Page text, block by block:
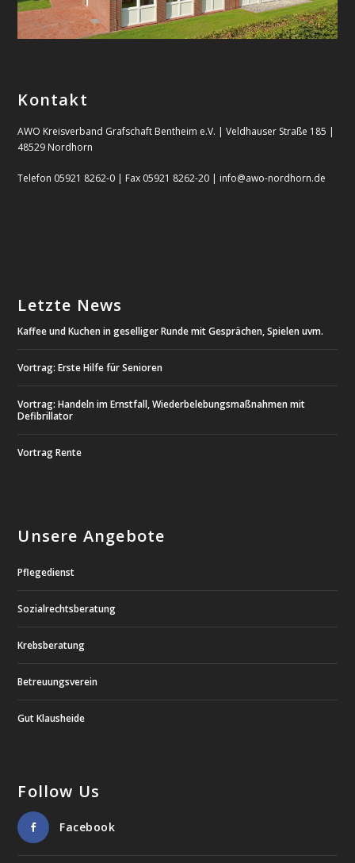
Kontakt
AWO Kreisverband Grafschaft Bentheim e.V. | Veldhauser Straße 185 |
48529 Nordhorn
Telefon 05921 8262-0 | Fax 05921 8262-20 | info@awo-nordhorn.de
Letzte News
Kaffee und Kuchen in geselliger Runde mit Gesprächen, Spielen uvm.
Vortrag: Erste Hilfe für Senioren
Vortrag: Handeln im Ernstfall, Wiederbelebungsmaßnahmen mit
Defibrillator
Vortrag Rente
Unsere Angebote
Pflegedienst
Sozialrechtsberatung
Krebsberatung
Betreuungsverein
Gut Klausheide
Follow Us
Facebook